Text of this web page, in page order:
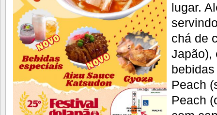
lugar.
chá de
Japão),
Peach
Peach